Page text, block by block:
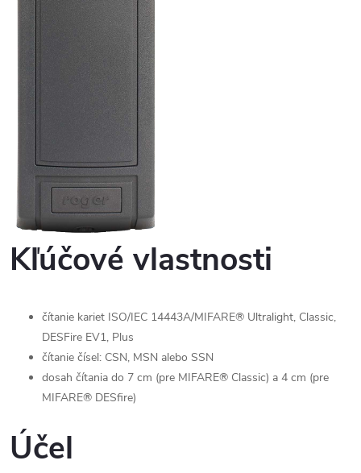
Kľúčové vlastnosti
čítanie kariet ISO/IEC 14443A/MIFARE® Ultralight, Classic,
DESFire EV1, Plus
čítanie čísel: CSN, MSN alebo SSN
dosah čítania do 7 cm (pre MIFARE® Classic) a 4 cm (pre
MIFARE® DESfire)
Účel